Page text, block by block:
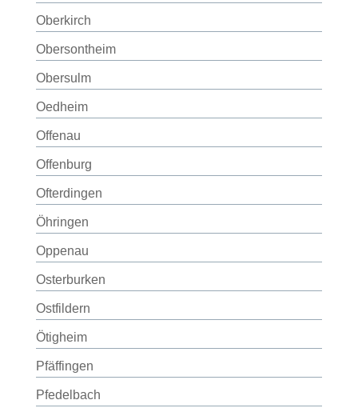
Oberkirch
Obersontheim
Obersulm
Oedheim
Offenau
Offenburg
Ofterdingen
Öhringen
Oppenau
Osterburken
Ostfildern
Ötigheim
Pfäffingen
Pfedelbach